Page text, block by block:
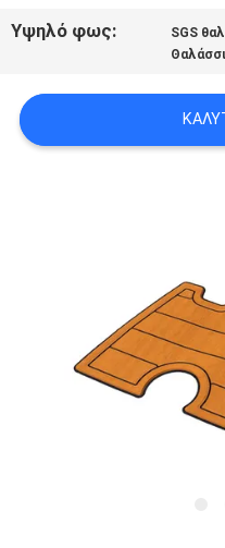
ΕΠΑΦΉ
ΜΕ
ΕΙΔΉΣΕΙΣ
ΑΠΌΣΠΑΣΜΑ
SITEMAP
Υψηλό φως: SGS